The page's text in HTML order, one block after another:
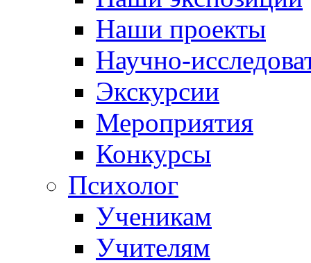
Наши проекты
Научно-
Экскурсии
Мероприятия
Конкурсы
Психолог
Ученикам
Учителям